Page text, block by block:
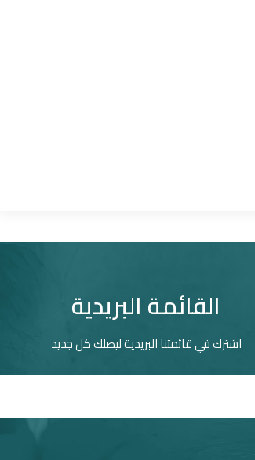
القائمة البريدية
اشترك في قائمتنا البريدية ليصلك كل جديد